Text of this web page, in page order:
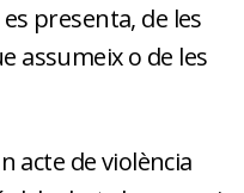
presenta, de les
assumeix o de les
acte de violència